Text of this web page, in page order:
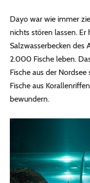
Dayo war wie immer
nichts stören lassen. Er
Salzwasserbecken des
2.000 Fische leben.
Fische aus der
Fische aus
bewundern.